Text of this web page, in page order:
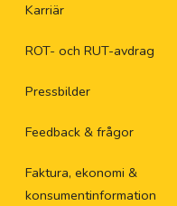
Karriär
ROT- och RUT-avdrag
Pressbilder
Feedback & frågor
Faktura, ekonomi &
konsumentinformation